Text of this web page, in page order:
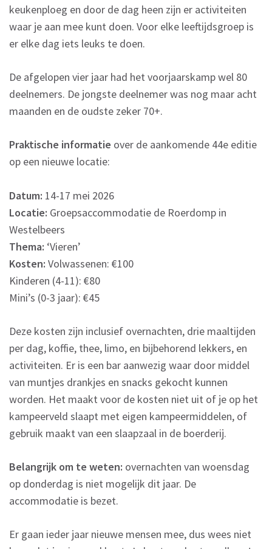
keukenploeg en door de dag heen zijn er activiteiten
waar je aan mee kunt doen. Voor elke leeftijdsgroep is
er elke dag iets leuks te doen.
De afgelopen vier jaar had het voorjaarskamp wel 80
deelnemers. De jongste deelnemer was nog maar acht
maanden en de oudste zeker 70+.
Praktische informatie over de aankomende 44e editie
op een nieuwe locatie:
Datum: 14-17 mei 2026
Locatie: Groepsaccommodatie de Roerdomp in
Westelbeers
Thema: ‘Vieren’
Kosten: Volwassenen: €100
Kinderen (4-11): €80
Mini’s (0-3 jaar): €45
Deze kosten zijn inclusief overnachten, drie maaltijden
per dag, koffie, thee, limo, en bijbehorend lekkers, en
activiteiten. Er is een bar aanwezig waar door middel
van muntjes drankjes en snacks gekocht kunnen
worden. Het maakt voor de kosten niet uit of je op het
kampeerveld slaapt met eigen kampeermiddelen, of
gebruik maakt van een slaapzaal in de boerderij.
Belangrijk om te weten: overnachten van woensdag
op donderdag is niet mogelijk dit jaar. De
accommodatie is bezet.
Er gaan ieder jaar nieuwe mensen mee, dus wees niet